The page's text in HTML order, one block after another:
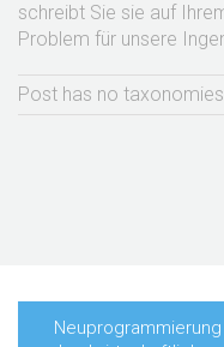
schreibt Sie sie auf
Problem für unsere
Post has no taxonomies
Neuprogrammierung